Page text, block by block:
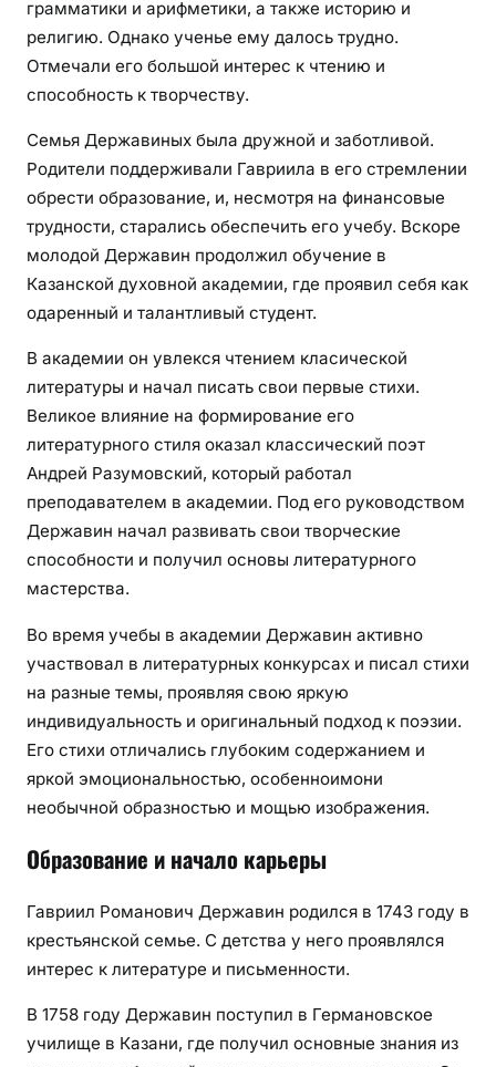
грамматики и арифметики, а также историю и
религию. Однако ученье ему далось трудно.
Отмечали его большой интерес к чтению и
способность к творчеству.
Семья Державиных была дружной и заботливой.
Родители поддерживали Гавриила в его стремлении
обрести образование, и, несмотря на финансовые
трудности, старались обеспечить его учебу. Вскоре
молодой Державин продолжил обучение в
Казанской духовной академии, где проявил себя как
одаренный и талантливый студент.
В академии он увлекся чтением класической
литературы и начал писать свои первые стихи.
Великое влияние на формирование его
литературного стиля оказал классический поэт
Андрей Разумовский, который работал
преподавателем в академии. Под его руководством
Державин начал развивать свои творческие
способности и получил основы литературного
мастерства.
Во время учебы в академии Державин активно
участвовал в литературных конкурсах и писал стихи
на разные темы, проявляя свою яркую
индивидуальность и оригинальный подход к поэзии.
Его стихи отличались глубоким содержанием и
яркой эмоциональностью, особенноимони
необычной образностью и мощью изображения.
Образование и начало карьеры
Гавриил Романович Державин родился в 1743 году в
крестьянской семье. С детства у него проявлялся
интерес к литературе и письменности.
В 1758 году Державин поступил в Германовское
училище в Казани, где получил основные знания из